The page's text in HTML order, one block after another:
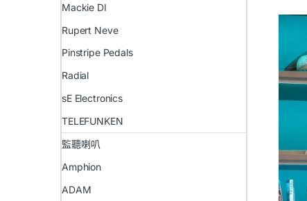
Mackie DI
Rupert Neve
Pinstripe Pedals
Radial
sE Electronics
TELEFUNKEN
監聽喇叭
Amphion
ADAM